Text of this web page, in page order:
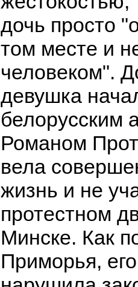
дочь просто
том месте и
человеком".
девушка
белорусским
Романом
вела
жизнь и не
протестном
Минске. Как
Приморья,